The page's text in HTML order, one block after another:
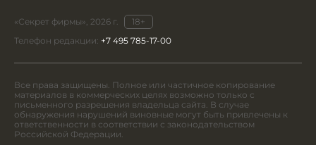
«Секрет фирмы», 2026 г.
18+
Телефон редакции: +7 495 785-17-00
Все права защищены. Полное или частичное копирование
материалов в коммерческих целях возможно только с
письменного разрешения владельца сайта. В случае
обнаружения нарушений виновные могут быть привлечены к
ответственности в соответствии с законодательством
Российской Федерации.